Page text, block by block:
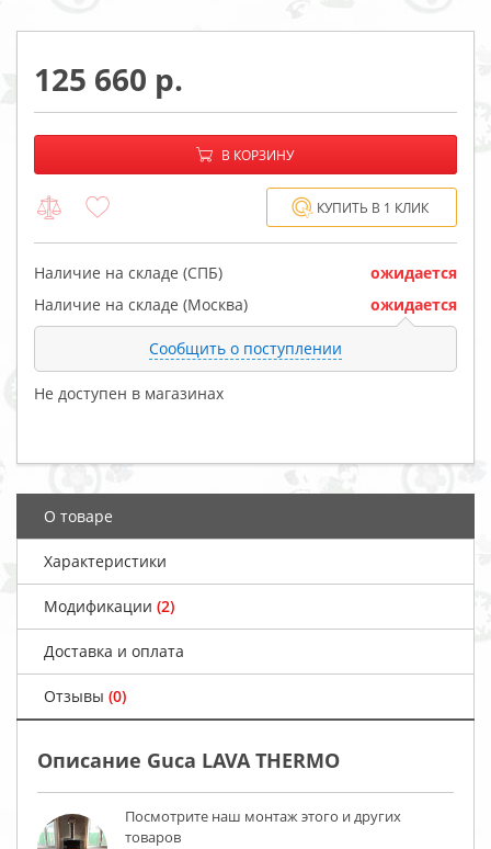
125 660
−
В КОРЗИНУ
КУПИТЬ В 1 КЛИК
Наличие на складе (СПБ)
ожидается
Наличие на складе (Москва)
ожидается
Сообщить о поступлении
Не доступен в магазинах
О товаре
Характеристики
Модификации (2)
Доставка и оплата
Отзывы (0)
Описание Guca LAVA THERMO
Посмотрите наш монтаж этого и других
товаров